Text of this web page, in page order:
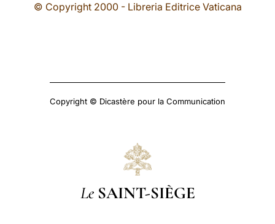
© Copyright 2000 - Libreria Editrice Vaticana
Copyright © Dicastère pour la Communication
Le SAINT-SIÈGE